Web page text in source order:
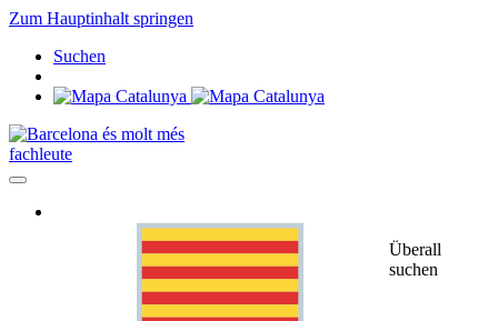
Zum Hauptinhalt springen
Suchen
fachleute
Überall
suchen